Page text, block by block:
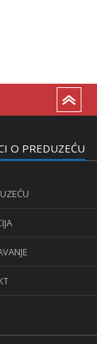
O PREDUZEĆU